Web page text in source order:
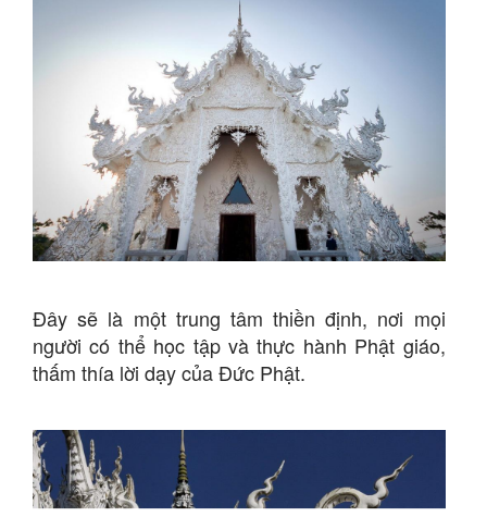
Đây sẽ là một trung tâm thiền định, nơi mọi
người có thể học tập và thực hành Phật giáo,
thấm thía lời dạy của Đức Phật.